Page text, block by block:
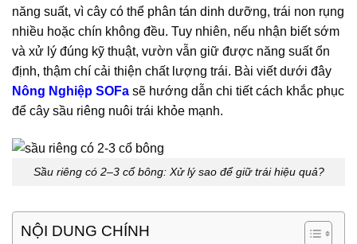
năng suất, vì cây có thể phân tán dinh dưỡng, trái non rụng
nhiều hoặc chín không đều. Tuy nhiên, nếu nhận biết sớm
và xử lý đúng kỹ thuật, vườn vẫn giữ được năng suất ổn
định, thậm chí cải thiện chất lượng trái. Bài viết dưới đây
Nông Nghiệp SOFa sẽ hướng dẫn chi tiết cách khắc phục
để cây sầu riêng nuôi trái khỏe mạnh.
Sầu riêng có 2–3 cổ bông: Xử lý sao để giữ trái hiệu quả?
NỘI DUNG CHÍNH